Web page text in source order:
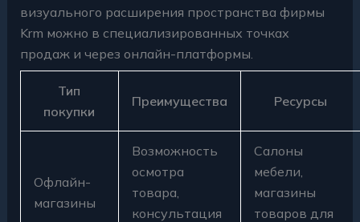
визуального расширения пространства фирмы
Krm можно в специализированных точках
продаж и через онлайн-платформы.
Тип
покупки
Преимущества Ресурсы
Офлайн-
магазины
Возможность
осмотра
товара,
консультация
Салоны
мебели,
магазины
товаров для